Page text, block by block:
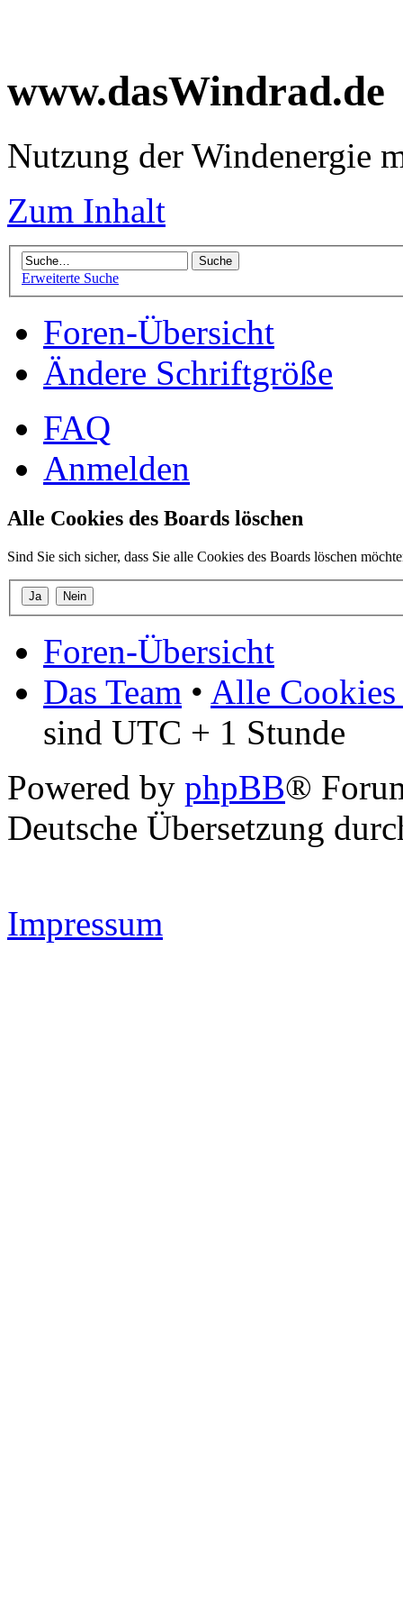
www.dasWindrad.de
Nutzung der Windenergie
Zum Inhalt
Erweiterte Suche
Foren-Übersicht
Ändere Schriftgröße
FAQ
Anmelden
Alle Cookies des Boards löschen
Sind Sie sich sicher, dass Sie alle Cookies des Boards löschen
Foren-Übersicht
Das Team • Alle Cookies
sind UTC + 1 Stunde
Powered by phpBB®
Deutsche Übersetzung
Impressum